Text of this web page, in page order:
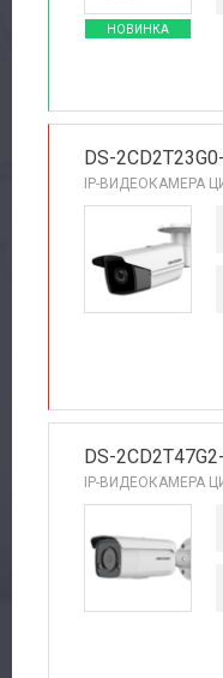
НОВИНКА
DS-
IP-ВИДЕОКАМЕРА
DS-
IP-ВИДЕОКАМЕРА